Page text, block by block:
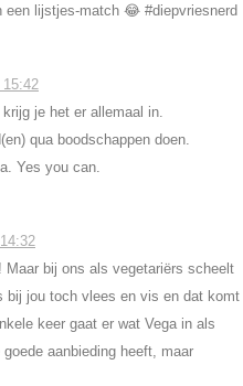
een lijstjes-match 😂 #diepvriesnerd
je het er allemaal in.
qua boodschappen doen.
Yes you can.
bij ons als vegetariërs scheelt
bij jou toch vlees en vis en dat komt
keer gaat er wat Vega in als
aanbieding heeft, maar